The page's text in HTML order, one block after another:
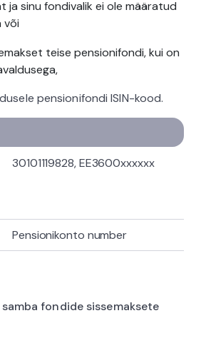
ja sinu fondivalik ei ole määratud
või
teise pensionifondi, kui on
pensionifondi ISIN-kood.
30101119828, EE3600xxxxxx
Pensionikonto number
samba fondide sissemaksete